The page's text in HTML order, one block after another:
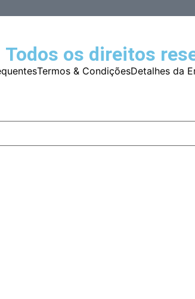
os direitos
Termos & CondiçõesDetalhes da